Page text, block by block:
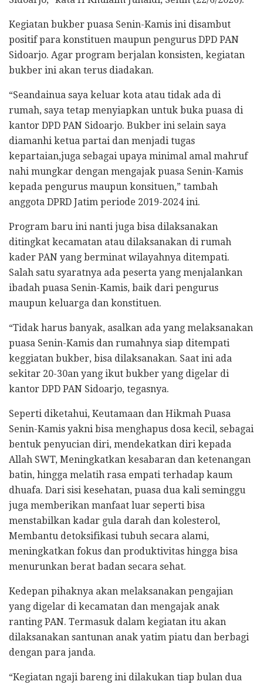
Kegiatan bukber puasa Senin-Kamis ini disambut
positif para konstituen maupun pengurus DPD PAN
Sidoarjo. Agar program berjalan konsisten, kegiatan
bukber ini akan terus diadakan.
“Seandainua saya keluar kota atau tidak ada di
rumah, saya tetap menyiapkan untuk buka puasa di
kantor DPD PAN Sidoarjo. Bukber ini selain saya
diamanhi ketua partai dan menjadi tugas
kepartaian,juga sebagai upaya minimal amal mahruf
nahi mungkar dengan mengajak puasa Senin-Kamis
kepada pengurus maupun konsituen,” tambah
anggota DPRD Jatim periode 2019-2024 ini.
Program baru ini nanti juga bisa dilaksanakan
ditingkat kecamatan atau dilaksanakan di rumah
kader PAN yang berminat wilayahnya ditempati.
Salah satu syaratnya ada peserta yang menjalankan
ibadah puasa Senin-Kamis, baik dari pengurus
maupun keluarga dan konstituen.
“Tidak harus banyak, asalkan ada yang melaksanakan
puasa Senin-Kamis dan rumahnya siap ditempati
keggiatan bukber, bisa dilaksanakan. Saat ini ada
sekitar 20-30an yang ikut bukber yang digelar di
kantor DPD PAN Sidoarjo, tegasnya.
Seperti diketahui, Keutamaan dan Hikmah Puasa
Senin-Kamis yakni bisa menghapus dosa kecil, sebagai
bentuk penyucian diri, mendekatkan diri kepada
Allah SWT, Meningkatkan kesabaran dan ketenangan
batin, hingga melatih rasa empati terhadap kaum
dhuafa. Dari sisi kesehatan, puasa dua kali seminggu
juga memberikan manfaat luar seperti bisa
menstabilkan kadar gula darah dan kolesterol,
Membantu detoksifikasi tubuh secara alami,
meningkatkan fokus dan produktivitas hingga bisa
menurunkan berat badan secara sehat.
Kedepan pihaknya akan melaksanakan pengajian
yang digelar di kecamatan dan mengajak anak
ranting PAN. Termasuk dalam kegiatan itu akan
dilaksanakan santunan anak yatim piatu dan berbagi
dengan para janda.
“Kegiatan ngaji bareng ini dilakukan tiap bulan dua